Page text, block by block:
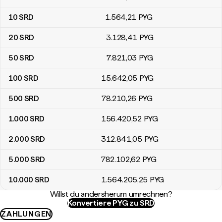
10SRD 1.564,21 PYG
20SRD 3.128,41 PYG
50SRD 7.821,03 PYG
100 SRD 15.642,05 PYG
500 SRD 78.210,26 PYG
1.000SRD 156.420,52 PYG
2.000SRD 312.841,05 PYG
5.000SRD 782.102,62 PYG
10.000 SRD 1.564.205,25 PYG
Willst du andersherum umrechnen?
Konvertiere PYG zu SRD
ZAHLUNGEN